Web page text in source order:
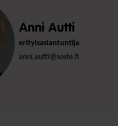
Anni Autti
erityisasiantuntija
anni.autti@soste.fi